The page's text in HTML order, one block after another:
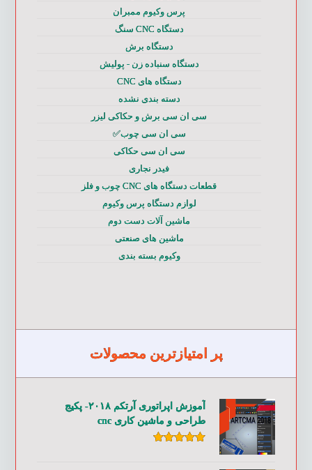
پرس وکیوم ممبران
دستگاه CNC سنگ
دستگاه برش
دستگاه سنباده زن - پولیش
دستگاه های CNC
دسته بندی نشده
سی ان سی برش و حکاکی لیزر
سی ان سی چوب✅
سی ان سی حکاکی
فیدر نجاری
قطعات دستگاه های CNC چوب و فلز
لوازم دستگاه پرس وکیوم
ماشین آلات دست دوم
ماشین های صنعتی
وکیوم بسته بندی
پر امتیازترین محصولات
آموزش اپراتوری آرتکم ۲۰۱۸- پکیج
طراحی و ماشین کاری cnc